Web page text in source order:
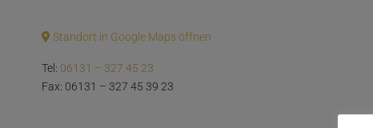
Standort in Google Maps öffnen
Tel: 06131 – 327 45 23
Fax: 06131 – 327 45 39 23